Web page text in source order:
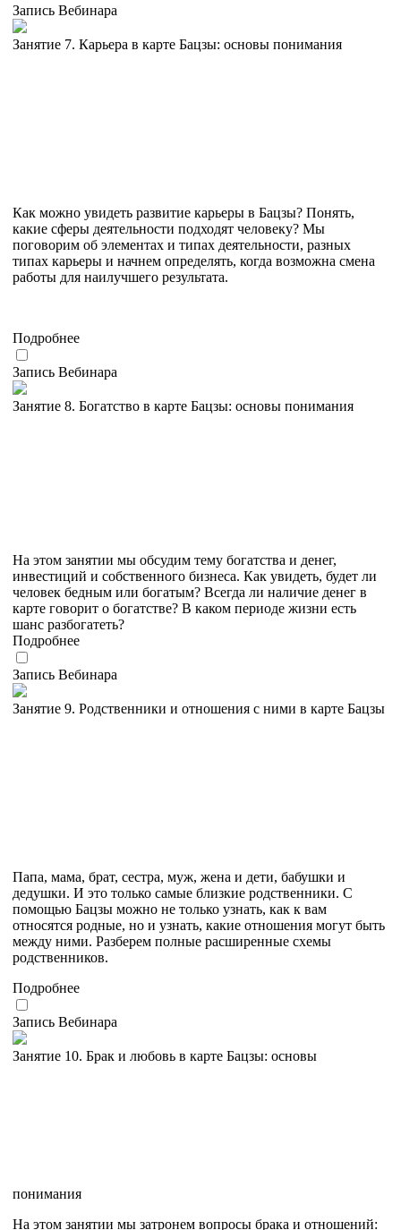
Запись Вебинара
Занятие 7. Карьера в карте Бацзы: основы понимания
Как можно увидеть развитие карьеры в Бацзы? Понять,
какие сферы деятельности подходят человеку? Мы
поговорим об элементах и типах деятельности, разных
типах карьеры и начнем определять, когда возможна смена
работы для наилучшего результата.
Подробнее
Запись Вебинара
Занятие 8. Богатство в карте Бацзы: основы понимания
На этом занятии мы обсудим тему богатства и денег,
инвестиций и собственного бизнеса. Как увидеть, будет ли
человек бедным или богатым? Всегда ли наличие денег в
карте говорит о богатстве? В каком периоде жизни есть
шанс разбогатеть?
Подробнее
Запись Вебинара
Занятие 9. Родственники и отношения с ними в карте Бацзы
Папа, мама, брат, сестра, муж, жена и дети, бабушки и
дедушки. И это только самые близкие родственники. С
помощью Бацзы можно не только узнать, как к вам
относятся родные, но и узнать, какие отношения могут быть
между ними. Разберем полные расширенные схемы
родственников.
Подробнее
Запись Вебинара
Занятие 10. Брак и любовь в карте Бацзы: основы
понимания
На этом занятии мы затронем вопросы брака и отношений: